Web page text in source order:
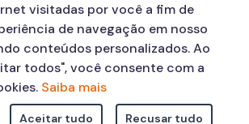
visitadas por você a fim de
de navegação em nosso
conteúdos personalizados. Ao
todos", você consente com a
Saiba mais
Aceitar tudo Recusar tudo